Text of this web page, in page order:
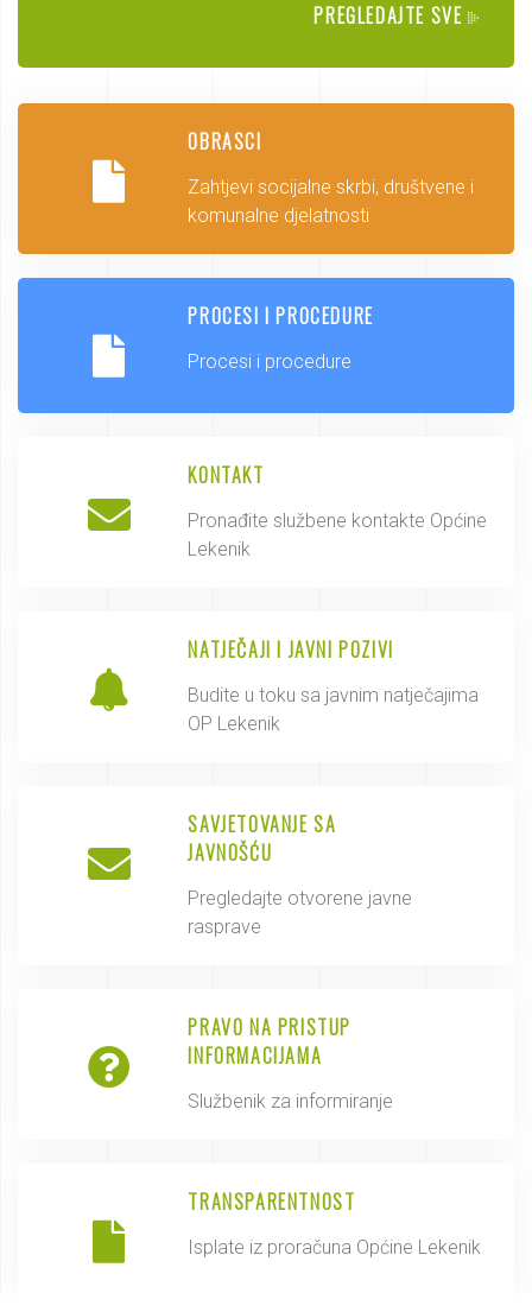
PREGLEDAJTE SVE
OBRASCI
Zahtjevi socijalne skrbi, društvene i
komunalne djelatnosti
PROCESI I PROCEDURE
Procesi i procedure
KONTAKT
Pronađite službene kontakte Općine
Lekenik
NATJEČAJI I JAVNI POZIVI
Budite u toku sa javnim natječajima
OP Lekenik
SAVJETOVANJE SA
JAVNOŠĆU
Pregledajte otvorene javne
rasprave
PRAVO NA PRISTUP
INFORMACIJAMA
Službenik za informiranje
TRANSPARENTNOST
Isplate iz proračuna Općine Lekenik